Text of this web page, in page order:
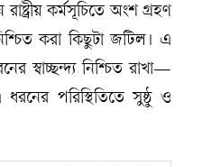
কর্মসূচিতে অংশ গ্রহণ
করা কিছুটা জটিল। এ
স্বাচ্ছন্দ্য নিশ্চিত রাখা—
পরিস্থিতিতে সুষ্ঠু ও